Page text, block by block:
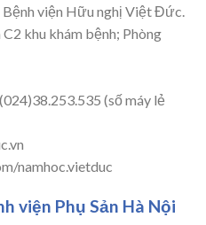
Bệnh viện Hữu nghị Việt Đức.
khu khám bệnh; Phòng
(số máy lẻ
namhoc.vietduc
viện Phụ Sản Hà Nội